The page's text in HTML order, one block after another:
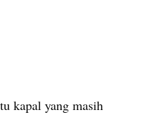
kapal yang masih